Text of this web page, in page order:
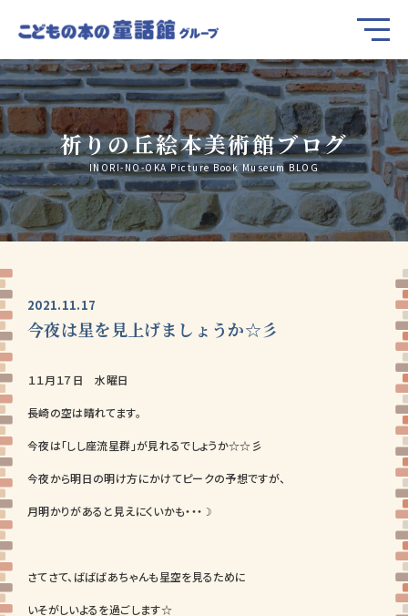
祈りの丘絵本美術館ブログ
INORI-NO-OKA Picture Book Museum BLOG
2021.11.17
今夜は星を見上げましょうか☆彡
１１月１７日 水曜日
長崎の空は晴れてます。
今夜は「しし座流星群」が見れるでしょうか☆☆彡
今夜から明日の明け方にかけてピークの予想ですが、
月明かりがあると見えにくいかも・・・☽
さてさて、ばばばあちゃんも星空を見るために
いそがしいよるを過ごします☆